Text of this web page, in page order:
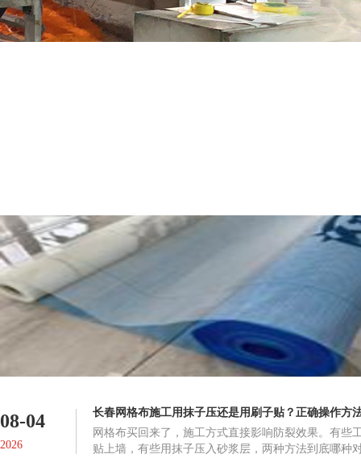
08-04
2026
长春网格布施工用抹子压还是用刷子贴？正确操作方
网格布买回来了，施工方式直接影响防裂效果。有些
贴上墙，有些用抹子压入砂浆层，两种方法到底哪种